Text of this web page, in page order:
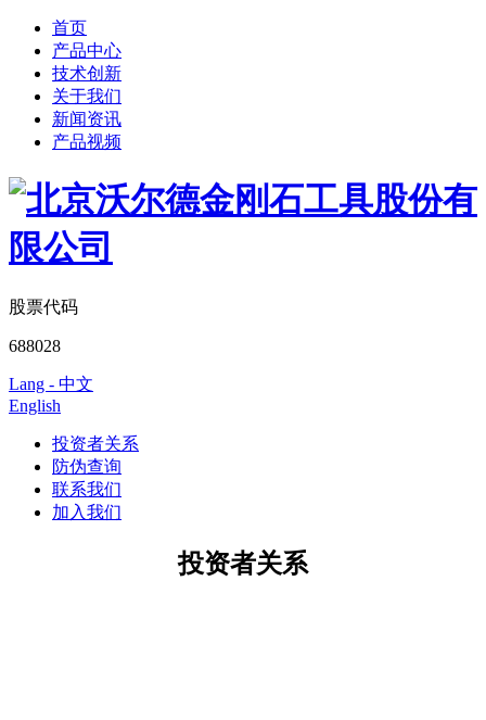
首页
产品中心
技术创新
关于我们
新闻资讯
产品视频
股票代码
688028
Lang - 中文
English
投资者关系
防伪查询
联系我们
加入我们
投资者关系